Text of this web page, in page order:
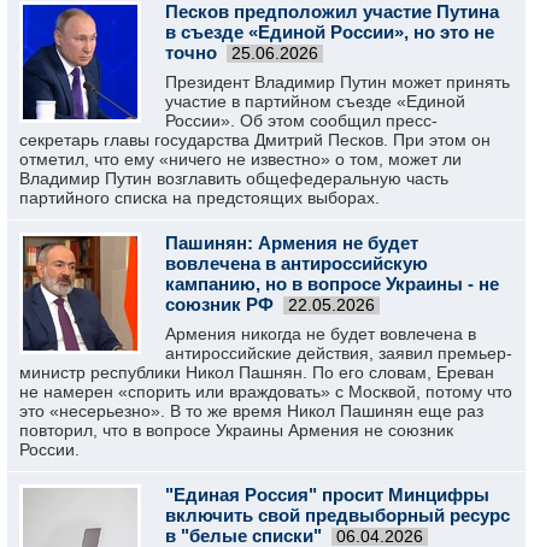
Песков предположил участие Путина
в съезде «Единой России», но это не
точно
25.06.2026
Президент Владимир Путин может принять
участие в партийном съезде «Единой
России». Об этом сообщил пресс-
секретарь главы государства Дмитрий Песков. При этом он
отметил, что ему «ничего не известно» о том, может ли
Владимир Путин возглавить общефедеральную часть
партийного списка на предстоящих выборах.
Пашинян: Армения не будет
вовлечена в антироссийскую
кампанию, но в вопросе Украины - не
союзник РФ
22.05.2026
Армения никогда не будет вовлечена в
антироссийские действия, заявил премьер-
министр республики Никол Пашнян. По его словам, Ереван
не намерен «спорить или враждовать» с Москвой, потому что
это «несерьезно». В то же время Никол Пашинян еще раз
повторил, что в вопросе Украины Армения не союзник
России.
"Единая Россия" просит Минцифры
включить свой предвыборный ресурс
в "белые списки"
06.04.2026